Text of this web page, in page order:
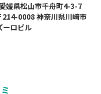
媛県松山市千舟町4-3-7
0008 神奈川県川崎市
ロビル